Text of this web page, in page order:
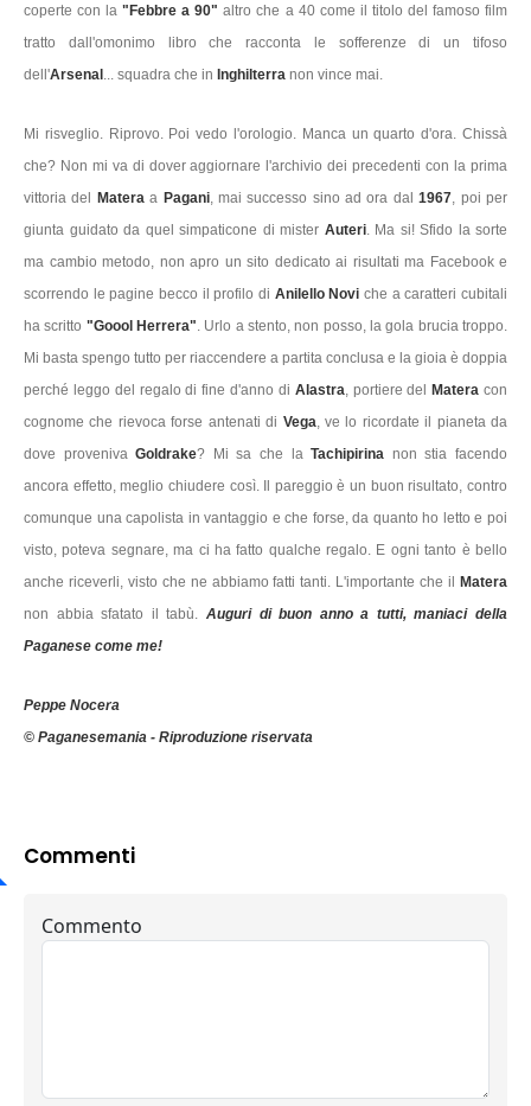
coperte con la"Febbre a 90" altro che a 40 come il titolo del famoso film
tratto dall'omonimo libro che racconta le sofferenze di un tifoso
dell'Arsenal ... squadra che in Inghilterra non vince mai.
Mi risveglio. Riprovo. Poi vedo l'orologio. Manca un quarto d'ora. Chissà
che? Non mi va di dover aggiornare l'archivio dei precedenti con la prima
vittoria del Matera a Pagani, mai successo sino ad ora dal1967 , poi per
giunta guidato da quel simpaticone di mister Auteri. Ma si! Sfido la sorte
ma cambio metodo, non apro un sito dedicato ai risultati ma Facebook e
scorrendo le pagine becco il profilo di Anilello Noviche a caratteri cubitali
ha scritto "Goool Herrera" . Urlo a stento, non posso, la gola brucia troppo.
Mi basta spengo tutto per riaccendere a partita conclusa e la gioia è doppia
perché leggo del regalo di fine d'anno di Alastra , portiere delMatera con
cognome che rievoca forse antenati di Vega , ve lo ricordate il pianeta da
dove provenivaGoldrake? Mi sa che laTachipirina non stia facendo
ancora effetto, meglio chiudere così. Il pareggio è un buon risultato, contro
comunque una capolista in vantaggio e che forse, da quanto ho letto e poi
visto, poteva segnare, ma ci ha fatto qualche regalo. E ogni tanto è bello
anche riceverli, visto che ne abbiamo fatti tanti. L'importante che il Matera
non abbia sfatato il tabù. Auguri di buon anno a tutti, maniaci della
Paganese come me!
Peppe Nocera
© Paganesemania - Riproduzione riservata
Commenti